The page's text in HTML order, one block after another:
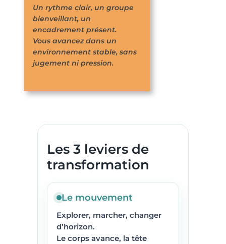
Un rythme clair, un groupe
bienveillant, un
encadrement présent.
Vous avancez dans un
environnement stable, sans
jugement ni pression.
Les 3 leviers de
transformation
Le mouvement
Explorer, marcher, changer
d’horizon.
Le corps avance, la tête